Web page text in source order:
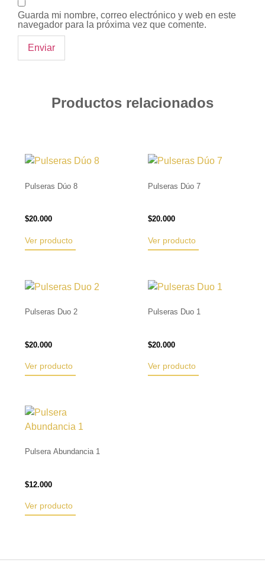
Guarda mi nombre, correo electrónico y web en este
navegador para la próxima vez que comente.
Productos relacionados
Pulseras Dúo 8
$20.000
Ver producto
Pulseras Dúo 7
$20.000
Ver producto
Pulseras Duo 2
$20.000
Ver producto
Pulseras Duo 1
$20.000
Ver producto
Pulsera Abundancia 1
$12.000
Ver producto